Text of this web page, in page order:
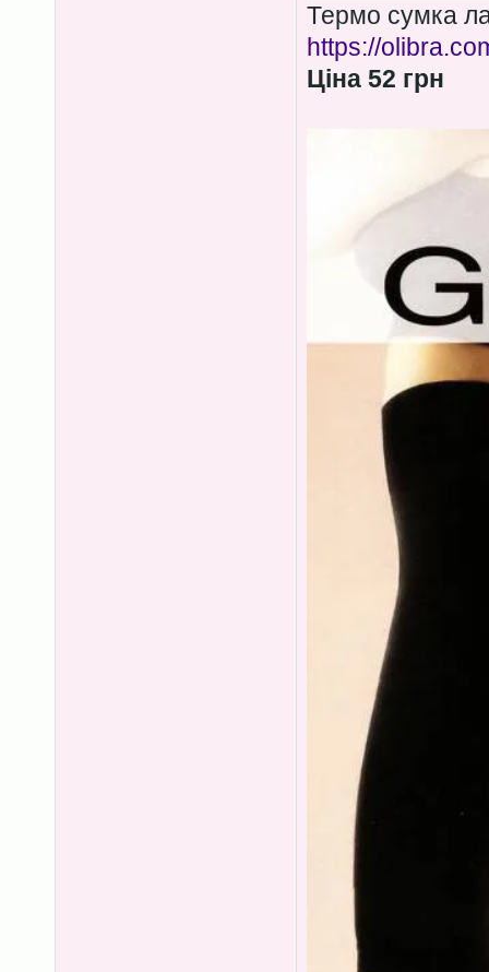
Термо сумка
https://
Ціна 52 грн